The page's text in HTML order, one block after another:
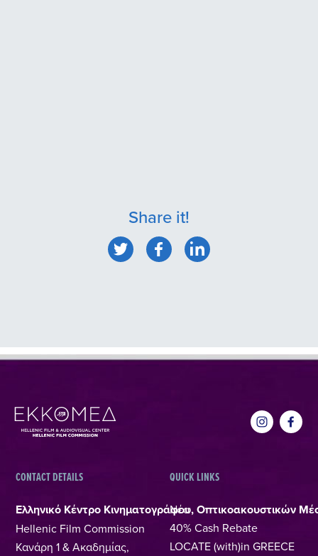
Share it!
CONTACT DETAILS
Ελληνικό Κέντρο Κινηματογράφου, Οπτικοακουστικών
Hellenic Film Commission
Κανάρη 1 & Ακαδημίας,
QUICK LINKS
Νέα
40% Cash Rebate
LOCATE (with)in GREECE